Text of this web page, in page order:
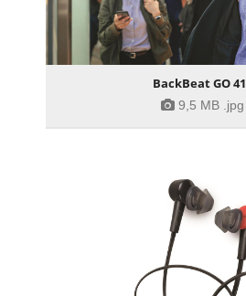
BackBeat GO
9,5 MB .jpg